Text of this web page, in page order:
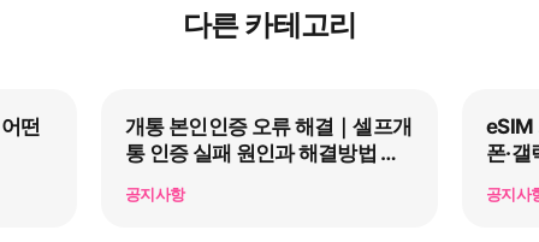
다른 카테고리
떤
개통 본인인증 오류 해결｜셀프개
통 인증 실패 원인과 해결방법 총
공지사항
eSIM
폰·
공지사